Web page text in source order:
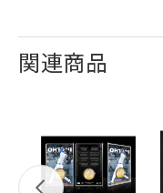
関連商品